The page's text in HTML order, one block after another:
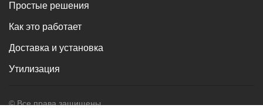
Простые решения
Как это работает
Доставка и установка
Утилизация
© Все права защищены.